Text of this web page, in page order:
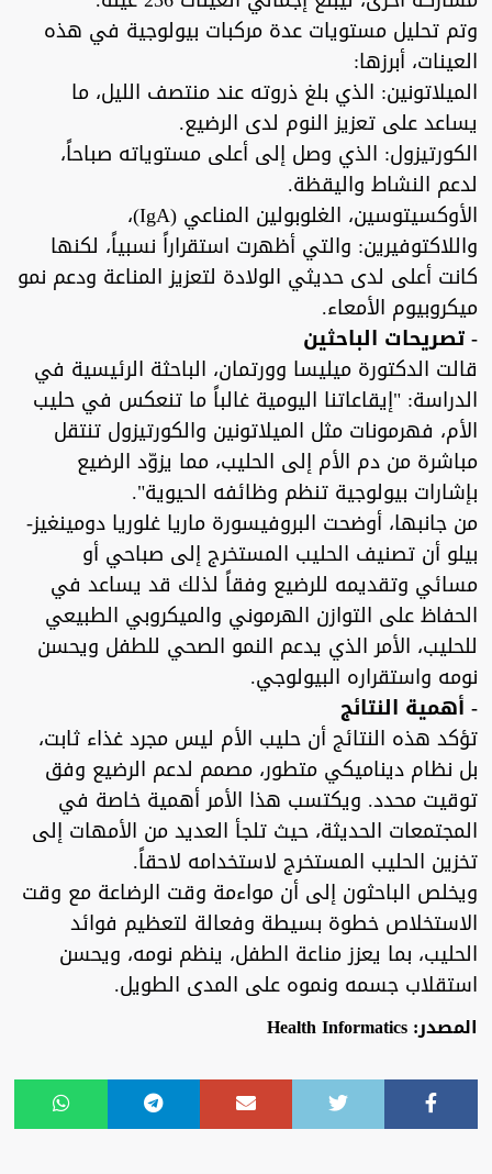
وتم تحليل مستويات عدة مركبات بيولوجية في هذه
العينات، أبرزها:
الميلاتونين: الذي بلغ ذروته عند منتصف الليل، ما
يساعد على تعزيز النوم لدى الرضيع.
الكورتيزول: الذي وصل إلى أعلى مستوياته صباحاً،
لدعم النشاط واليقظة.
الأوكسيتوسين، الغلوبولين المناعي (IgA)،
واللاكتوفيرين: والتي أظهرت استقراراً نسبياً، لكنها
كانت أعلى لدى حديثي الولادة لتعزيز المناعة ودعم نمو
ميكروبيوم الأمعاء.
- تصريحات الباحثين
قالت الدكتورة ميليسا وورتمان، الباحثة الرئيسية في
الدراسة: "إيقاعاتنا اليومية غالباً ما تنعكس في حليب
الأم، فهرمونات مثل الميلاتونين والكورتيزول تنتقل
مباشرة من دم الأم إلى الحليب، مما يزوّد الرضيع
بإشارات بيولوجية تنظم وظائفه الحيوية".
من جانبها، أوضحت البروفيسورة ماريا غلوريا دومينغيز-
بيلو أن تصنيف الحليب المستخرج إلى صباحي أو
مسائي وتقديمه للرضيع وفقاً لذلك قد يساعد في
الحفاظ على التوازن الهرموني والميكروبي الطبيعي
للحليب، الأمر الذي يدعم النمو الصحي للطفل ويحسن
نومه واستقراره البيولوجي.
- أهمية النتائج
تؤكد هذه النتائج أن حليب الأم ليس مجرد غذاء ثابت،
بل نظام ديناميكي متطور، مصمم لدعم الرضيع وفق
توقيت محدد. ويكتسب هذا الأمر أهمية خاصة في
المجتمعات الحديثة، حيث تلجأ العديد من الأمهات إلى
تخزين الحليب المستخرج لاستخدامه لاحقاً.
ويخلص الباحثون إلى أن مواءمة وقت الرضاعة مع وقت
الاستخلاص خطوة بسيطة وفعالة لتعظيم فوائد
الحليب، بما يعزز مناعة الطفل، ينظم نومه، ويحسن
استقلاب جسمه ونموه على المدى الطويل.
المصدر: Health Informatics